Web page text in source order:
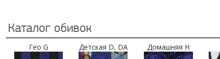
Каталог обивок
Гео G Детская D, DA Домашняя H